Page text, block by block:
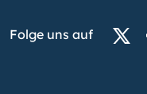
Folge uns auf